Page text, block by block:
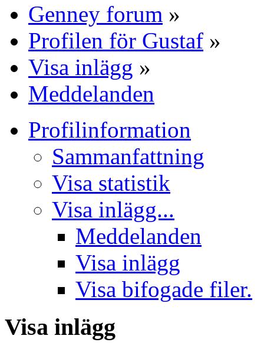
Genney forum »
Profilen för Gustaf »
Visa inlägg »
Meddelanden
Profilinformation
Sammanfattning
Visa statistik
Visa inlägg...
Meddelanden
Visa inlägg
Visa bifogade filer.
Visa inlägg